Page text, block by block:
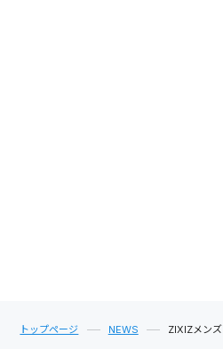
トップページ NEWS ZIXIZメン